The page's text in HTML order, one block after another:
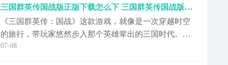
三国群英传国战版正版下载怎么下 三国群英传国战版下载方法盘点
《三国群英传：国战》这款游戏，就像是一次穿越时空
的旅行，带玩家悠然步入那个英雄辈出的三国时代。它
不仅仅是一款游戏，更像是一本活灵活现的历史画卷，
07-08